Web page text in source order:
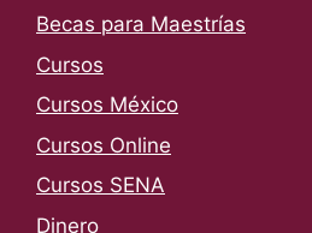
Becas para Maestrías
Cursos
Cursos México
Cursos Online
Cursos SENA
Dinero